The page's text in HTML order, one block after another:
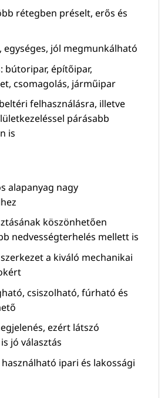
rétegben préselt, erős és
egységes, jól megmunkálható
bútoripar, építőipar,
csomagolás, járműipar
felhasználásra, illetve
párásabb
is
alapanyag nagy
köszönhetően
nedvességterhelés mellett is
a kiváló mechanikai
csiszolható, fúrható és
ezért látszó
jó választás
ipari és lakossági